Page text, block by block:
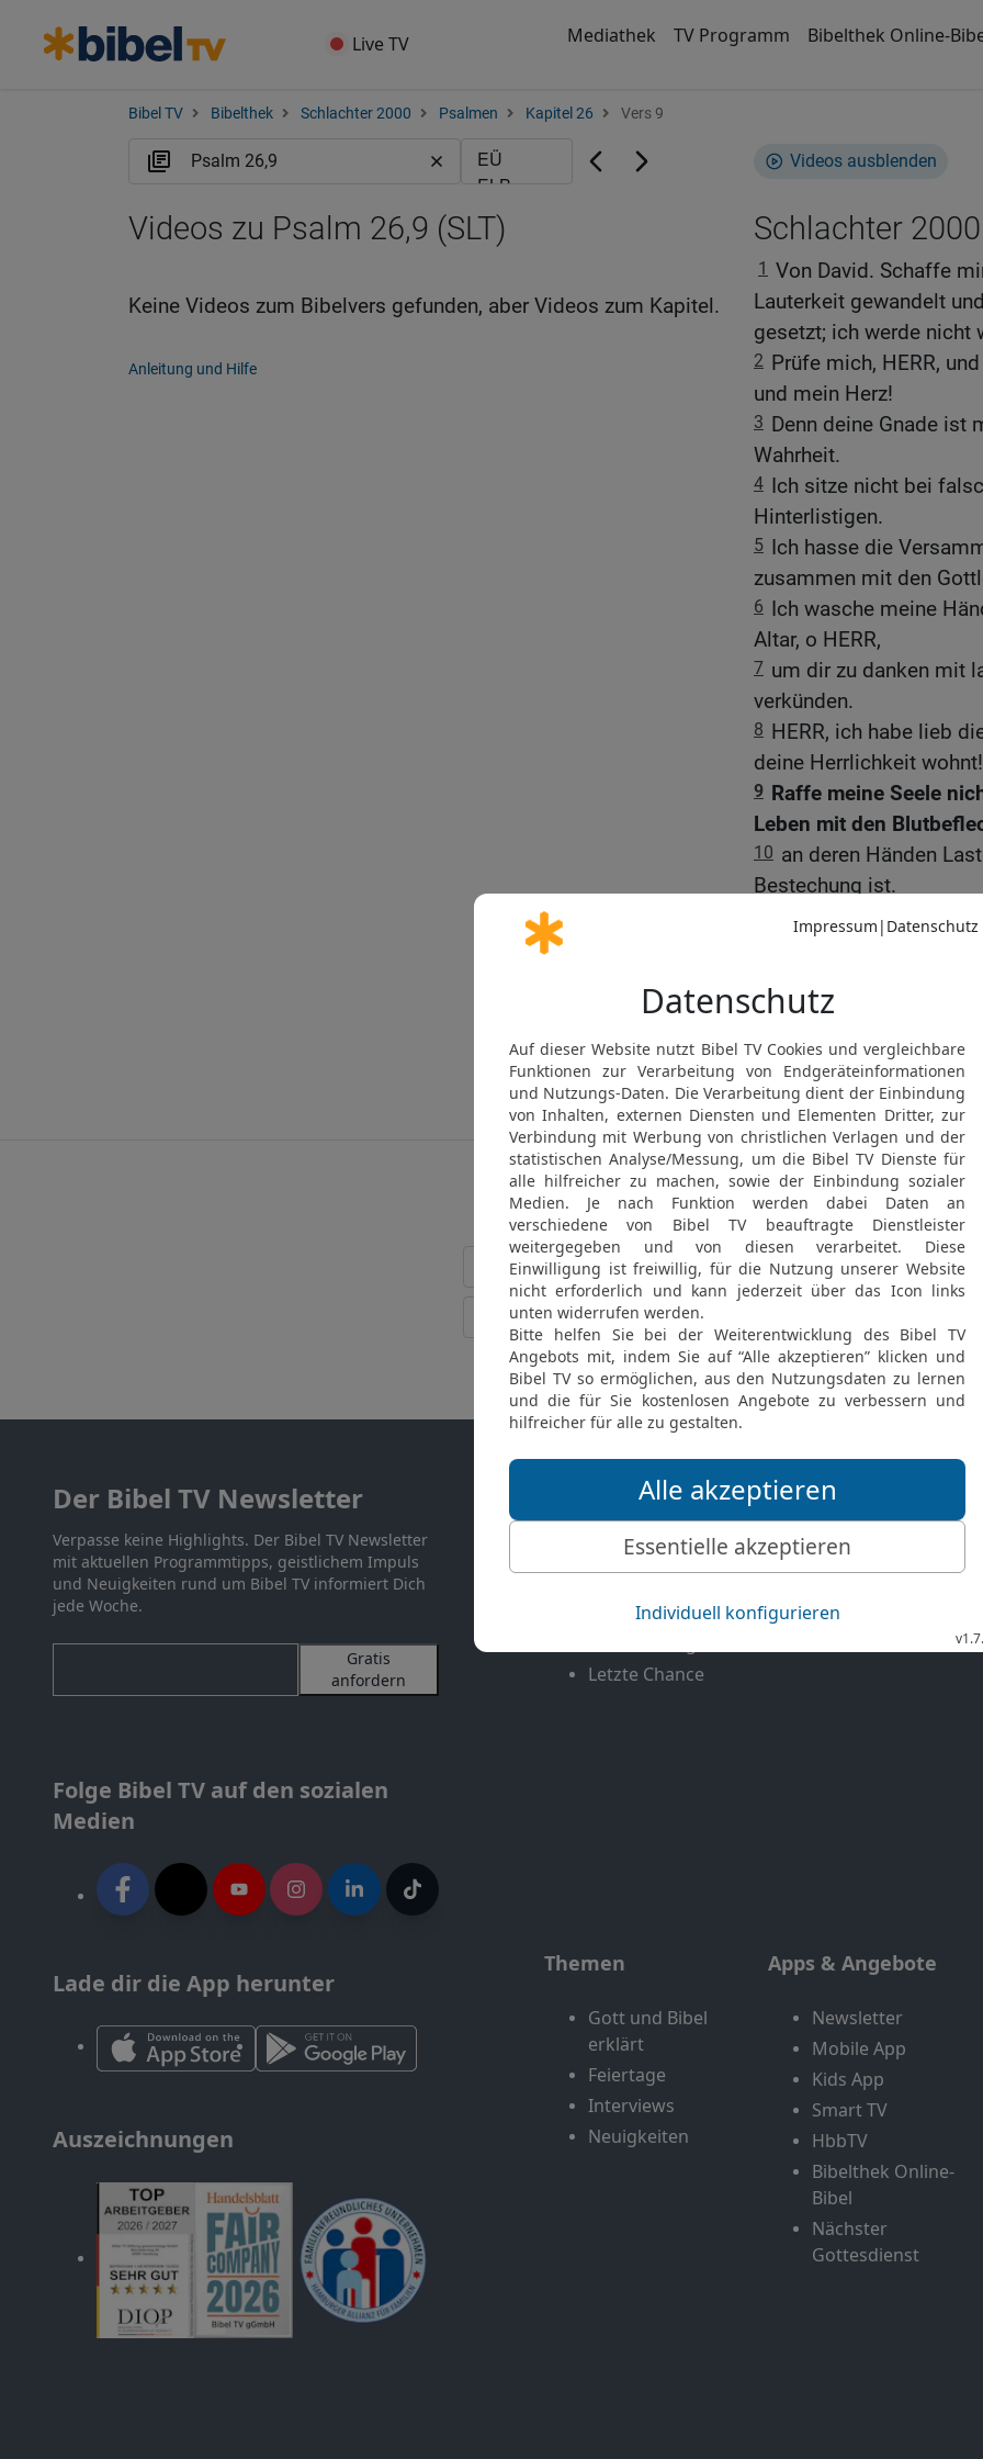
Live TV Mediathek TV Programm Bibelthek Online-
Bibel TV Bibelthek Schlachter 2000 Psalmen Kapitel 26 Vers 9
Videos ausblenden
Schlachter
1 Von David. Schaffe
Lauterkeit gewandelt
gesetzt; ich werde nicht
2 Prüfe mich, HERR,
und mein Herz!
3 Denn deine Gnade ist
Wahrheit.
4 Ich sitze nicht bei
Hinterlistigen.
5 Ich hasse die
zusammen mit den
6 Ich wasche meine
Altar, o HERR,
7 um dir zu danken mit
verkünden.
8 HERR, ich habe lieb
deine Herrlichkeit wohnt!
9 Raffe meine Seele
Leben mit den
10 an deren Händen
Bestechung ist.
Ich aber wandle in
Mein Fuß steht fest
loben in den
© 2000 Genfer Bibelgesellschaft
Videos zu Psalm 26,9 (SLT)
Keine Videos zum Bibelvers gefunden, aber Videos zum Kapitel.
Anleitung und Hilfe
Möchtest du uns Feedback geben?
Bewertung der Bibelthek
FEEDBACK SENDEN
Der Bibel TV Newsletter
Verpasse keine Highlights. Der Bibel TV Newsletter
mit aktuellen Programmtipps, geistlichem Impuls
und Neuigkeiten rund um Bibel TV informiert Dich
jede Woche.
Gratis
anfordern
Folge Bibel TV auf den sozialen
Medien
Lade dir die App herunter
Auszeichnungen
Mediathek
Mehr entdecken
Genres
Letzte Chance
Livestream
Bibel TV
EchtJetzt
MeinGottesdienst
Themen
Gott und Bibel
erklärt
Feiertage
Interviews
Neuigkeiten
Apps & Angebote
Newsletter
Mobile App
Kids App
Smart TV
HbbTV
Bibelthek Online-
Bibel
Nächster
Gottesdienst